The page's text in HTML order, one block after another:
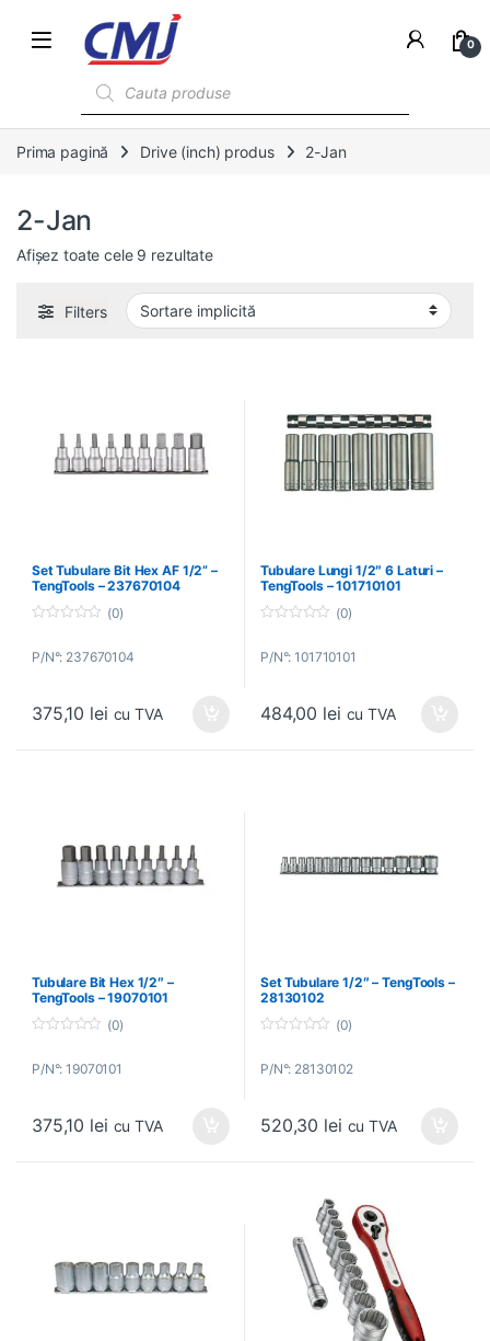
0
Prima pagină Drive (inch) produs 2-Jan
2-Jan
Afișez toate cele 9 rezultate
Filters
Set Tubulare Bit Hex AF 1/2” –
TengTools – 237670104
u
5
(0)
P/N°: 237670104
375,10 lei cu TVA
Tubulare Lungi 1/2″ 6 Laturi –
TengTools – 101710101
u
5
(0)
P/N°: 101710101
484,00 lei cu TVA
Tubulare Bit Hex 1/2″ –
TengTools – 19070101
u
5
(0)
P/N°: 19070101
375,10 lei cu TVA
Set Tubulare 1/2″ – TengTools –
28130102
u
5
(0)
P/N°: 28130102
520,30 lei cu TVA